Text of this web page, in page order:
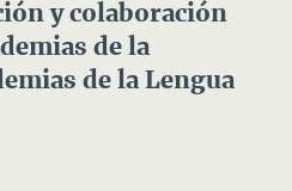
y colaboración
de la
de la Lengua